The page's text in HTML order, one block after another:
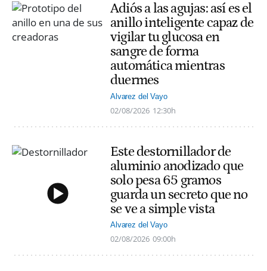
Adiós a las agujas: así es el
anillo inteligente capaz de
vigilar tu glucosa en
sangre de forma
automática mientras
duermes
Alvarez del Vayo
02/08/2026 12:30h
Este destornillador de
aluminio anodizado que
solo pesa 65 gramos
guarda un secreto que no
se ve a simple vista
Alvarez del Vayo
02/08/2026 09:00h